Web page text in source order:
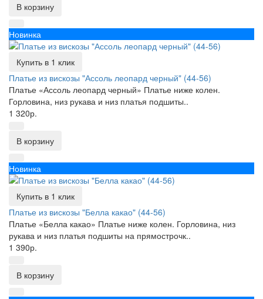
В корзину
Новинка
Купить в 1 клик
Платье из вискозы "Ассоль леопард черный" (44-56)
Платье «Ассоль леопард черный» Платье ниже колен.
Горловина, низ рукава и низ платья подшиты..
1 320р.
В корзину
Новинка
Купить в 1 клик
Платье из вискозы "Белла какао" (44-56)
Платье «Белла какао» Платье ниже колен. Горловина, низ
рукава и низ платья подшиты на прямострочк..
1 390р.
В корзину